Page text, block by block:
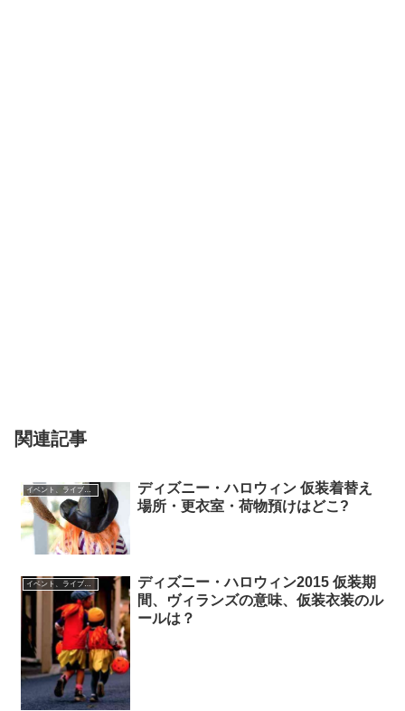
関連記事
イベント、ライブ最新情報
ディズニー・ハロウィン 仮装着替え
場所・更衣室・荷物預けはどこ?
イベント、ライブ最新情報
ディズニー・ハロウィン2015 仮装期
間、ヴィランズの意味、仮装衣装のル
ールは？